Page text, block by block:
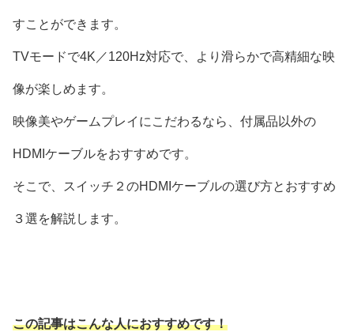
すことができます。
TVモードで4K／120Hz対応で、より滑らかで高精細な映
像が楽しめます。
映像美やゲームプレイにこだわるなら、付属品以外の
HDMIケーブルをおすすめです。
そこで、スイッチ２のHDMIケーブルの選び方とおすすめ
３選を解説します。
この記事はこんな人におすすめです！